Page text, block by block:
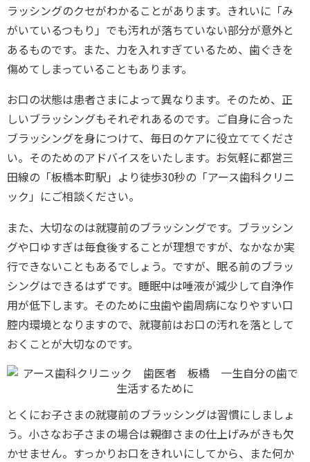
ラッシングのクセがわかることがあります。きれいに「み
がいているつもり」でも汚れが落ちていない部分が意外と
あるものです。また、力を入れすぎているため、歯ぐきを
傷めてしまっていることもあります。
お口の状態は患者さまによって異なります。そのため、正
しいブラッシングもそれぞれあるのです。ご自身に合った
ブラッシングを身につけて、毎日のケアに役立ててくださ
い。そのためのアドバイスをいたします。お気軽に都営三
田線の「板橋本町駅」より徒歩30秒の「アース歯科クリニ
ック」にご相談ください。
また、大切なのは就寝前のブラッシングです。ブラッシン
グや口ゆすぎは毎食後することが理想ですが、なかなか実
行できないこともあるでしょう。ですが、眠る前のブラッ
シングはできるはずです。睡眠中は唾液が減少して自浄作
用が低下します。そのために虫歯や歯周病になりやすい口
腔内環境となりますので、就寝前はお口の汚れを落として
おくことが大切なのです。
とくにお子さまの就寝前のブラッシングは習慣にしましょ
う。小さなお子さまの場合は親御さまの仕上げみがきも欠
かせません。すっかりお口をきれいにしてから、また何か